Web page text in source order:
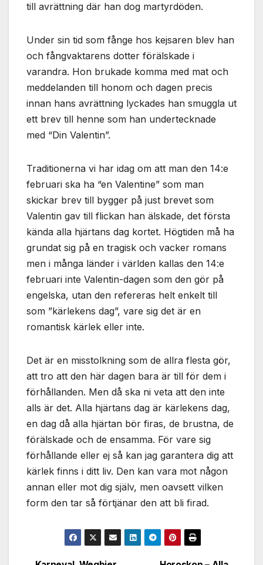
till avrättning där han dog martyrdöden.
Under sin tid som fånge hos kejsaren blev han
och fångvaktarens dotter förälskade i
varandra. Hon brukade komma med mat och
meddelanden till honom och dagen precis
innan hans avrättning lyckades han smuggla ut
ett brev till henne som han undertecknade
med “Din Valentin”.
Traditionerna vi har idag om att man den 14:e
februari ska ha “en Valentine” som man
skickar brev till bygger på just brevet som
Valentin gav till flickan han älskade, det första
kända alla hjärtans dag kortet. Högtiden må ha
grundat sig på en tragisk och vacker romans
men i många länder i världen kallas den 14:e
februari inte Valentin-dagen som den gör på
engelska, utan den refereras helt enkelt till
som ”kärlekens dag”, vare sig det är en
romantisk kärlek eller inte.
Det är en misstolkning som de allra flesta gör,
att tro att den här dagen bara är till för dem i
förhållanden. Men då ska ni veta att den inte
alls är det. Alla hjärtans dag är kärlekens dag,
en dag då alla hjärtan bör firas, de brustna, de
förälskade och de ensamma. För vare sig
förhållande eller ej så kan jag garantera dig att
kärlek finns i ditt liv. Den kan vara mot någon
annan eller mot dig själv, men oavsett vilken
form den tar så förtjänar den att bli firad.